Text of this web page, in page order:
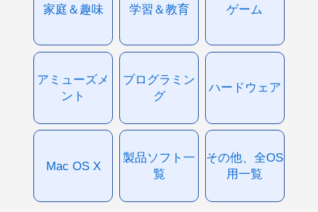
家庭＆趣味 学習＆教育 ゲーム
アミューズメ
ント
プログラミン
グ
ハードウェア
Mac OS X
製品ソフト一
覧
その他、全OS
用一覧